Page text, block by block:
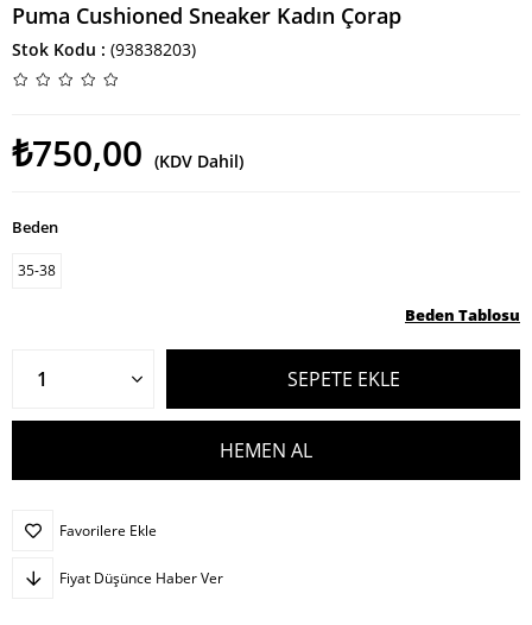
Puma Cushioned Sneaker Kadın Çorap
Stok Kodu (93838203)
₺750,00 (KDV Dahil)
Beden
35-38
Beden Tablosu
Favorilere Ekle
Fiyat Düşünce Haber Ver